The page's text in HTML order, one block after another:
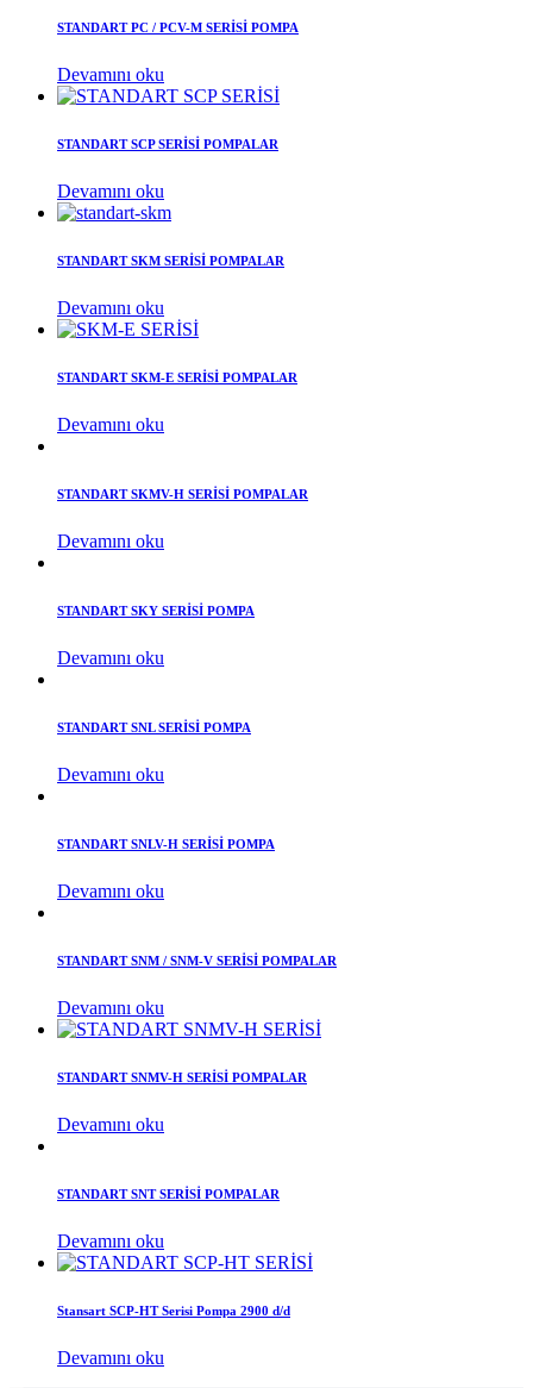
STANDART PC / PCV-M SERİSİ POMPA
Devamını oku
STANDART SCP SERİSİ POMPALAR
Devamını oku
STANDART SKM SERİSİ POMPALAR
Devamını oku
STANDART SKM-E SERİSİ POMPALAR
Devamını oku
STANDART SKMV-H SERİSİ POMPALAR
Devamını oku
STANDART SKY SERİSİ POMPA
Devamını oku
STANDART SNL SERİSİ POMPA
Devamını oku
STANDART SNLV-H SERİSİ POMPA
Devamını oku
STANDART SNM / SNM-V SERİSİ POMPALAR
Devamını oku
STANDART SNMV-H SERİSİ POMPALAR
Devamını oku
STANDART SNT SERİSİ POMPALAR
Devamını oku
Stansart SCP-HT Serisi Pompa 2900 d/d
Devamını oku